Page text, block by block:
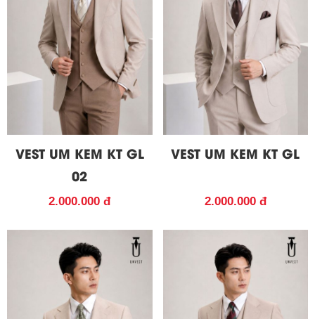
VEST UM KEM KT GL
02
2.000.000 đ
VEST UM KEM KT GL
2.000.000 đ